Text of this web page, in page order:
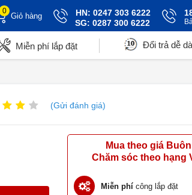
0
Giỏ hàng
HN: 0247 303 6222
SG: 0287 300 6222
Miễn phí lắp đặt Đổi trả dễ
(Gửi đánh giá)
Mua theo giá Buôn
Chăm sóc theo hạng
Miễn phí công lắp đặt